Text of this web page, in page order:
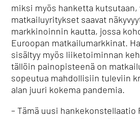
miksi myös hanketta
matkailuyritykset saavat
markkinoinnin kautta, jossa
Euroopan matkailumarkkinat.
sisältyy myös liiketoiminnan
tällöin painopisteenä on
sopeutua mahdollisiin tuleviin
alan juuri kokema pandemia.
– Tämä uusi hankekonstellaatio